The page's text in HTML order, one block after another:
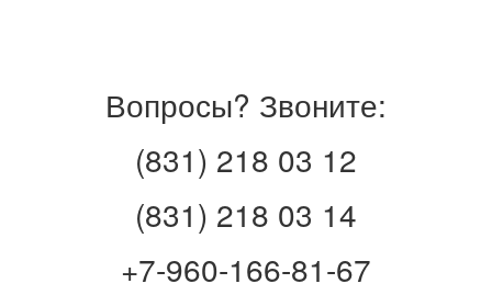
Вопросы? Звоните:
(831) 218 03 12
(831) 218 03 14
+7-960-166-81-67